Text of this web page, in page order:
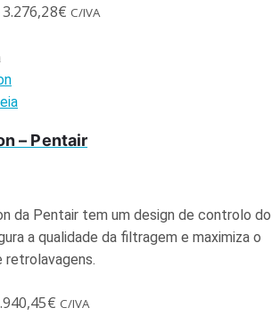
3.276,28€ C/IVA
– Pentair
da Pentair tem um design de controlo do
a qualidade da filtragem e maximiza o
€ C/IVA